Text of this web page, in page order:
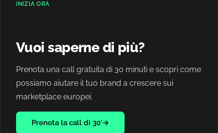
INIZIA ORA
Vuoi saperne di più?
Prenota una call gratuita di 30 minuti e scopri come
possiamo aiutare il tuo brand a crescere sui
marketplace europei.
Prenota la call di 30'→